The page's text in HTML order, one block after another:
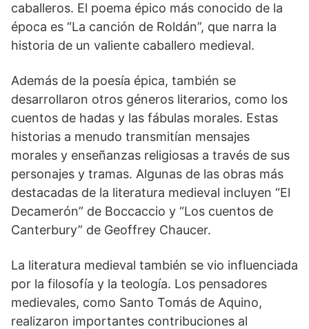
caballeros. El poema épico más​ conocido de la
época⁣ es “La canción​ de Roldán”, que narra la
historia de un valiente caballero medieval.
Además de la poesía⁢ épica, también se
desarrollaron otros géneros literarios, como los
⁤cuentos de⁤ hadas y las fábulas morales. Estas⁤
historias a menudo transmitían mensajes
morales y enseñanzas religiosas a través de sus
personajes⁣ y tramas. Algunas de las obras ‍más
destacadas de la literatura medieval incluyen “El
Decamerón” de Boccaccio y “Los⁢ cuentos de
Canterbury” de⁢ Geoffrey Chaucer.
La literatura​ medieval también ‍se vio influenciada
por la filosofía y la teología. Los pensadores
medievales, ‍como Santo Tomás de Aquino,
realizaron importantes contribuciones al